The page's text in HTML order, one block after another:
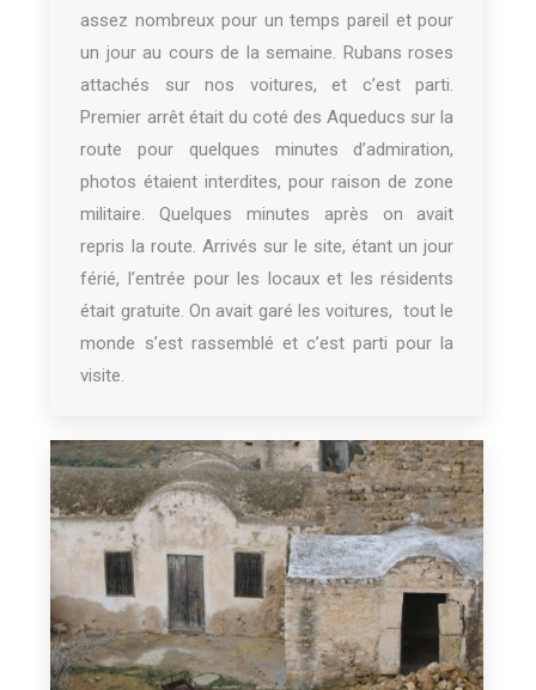
assez nombreux pour un temps pareil et pour
un jour au cours de la semaine. Rubans roses
attachés sur nos voitures, et c’est parti.
Premier arrêt était du coté des Aqueducs sur la
route pour quelques minutes d’admiration,
photos étaient interdites, pour raison de zone
militaire. Quelques minutes après on avait
repris la route. Arrivés sur le site, étant un jour
férié, l’entrée pour les locaux et les résidents
était gratuite. On avait garé les voitures, tout le
monde s’est rassemblé et c’est parti pour la
visite.